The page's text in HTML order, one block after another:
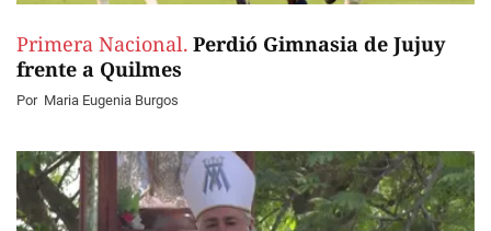
Primera Nacional. Perdió Gimnasia de Jujuy
frente a Quilmes
Por Maria Eugenia Burgos